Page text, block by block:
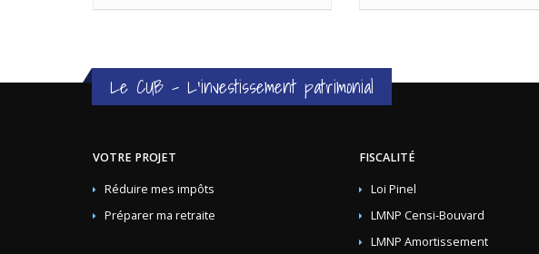
Le CUB - L'investissement patrimonial
VOTRE PROJET
Réduire mes impôts
Préparer ma retraite
FISCALITÉ
Loi Pinel
LMNP Censi-Bouvard
LMNP Amortissement